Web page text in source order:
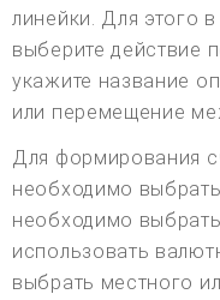
линейки. Для этого
выберите действие
укажите название
или перемещение
Для формирования
необходимо
необходимо
использовать
выбрать местного